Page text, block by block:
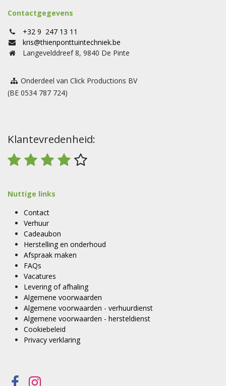
Contactgegevens
+32 9 247 13 11
kris@thienponttuintechniek.be
Langevelddreef 8, 9840 De Pinte
Onderdeel van Click Productions BV
(BE 0534 787 724)
Klantevredenheid:
Nuttige links
Contact
Verhuur
Cadeaubon
Herstelling en onderhoud
Afspraak maken
FAQs
Vacatures
Levering of afhaling
Algemene voorwaarden
Algemene voorwaarden - verhuurdienst
Algemene voorwaarden - hersteldienst
Cookiebeleid
Privacy verklaring